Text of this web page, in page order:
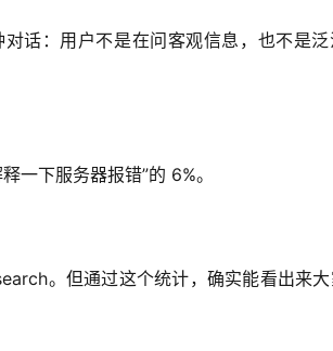
话：用户不是在问客观信息，也不是
一下服务器报错”的 6%。
。但通过这个统计，确实能看出来